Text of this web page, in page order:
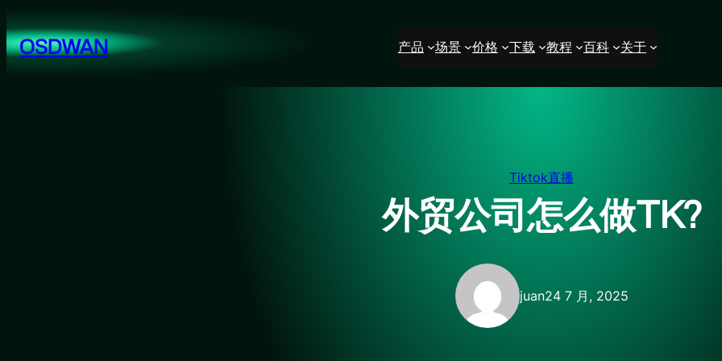
至
内OSDWAN 产品 场景 价格 下载 教程 百科 关于
Tiktok直播
外贸公司怎么做TK?
juan24 7 月, 2025